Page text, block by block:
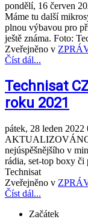
pondělí, 16 červen
Máme tu další
plnou výbavou pro
ještě známa. Foto:
Zveřejněno v
Číst dál...
Technisat
roku 2021
pátek, 28 leden 2022
nejúspěšnějšího v
rádia, set-top boxy či
Technisat
Zveřejněno v
Číst dál...
Začátek